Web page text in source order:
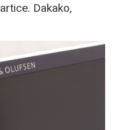
Dakako,